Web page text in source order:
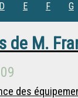
D E F G
de M.
des